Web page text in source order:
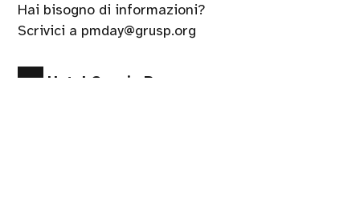
Hai bisogno di informazioni?
Scrivici a pmday@grusp.org
Hotel Savoia Regency